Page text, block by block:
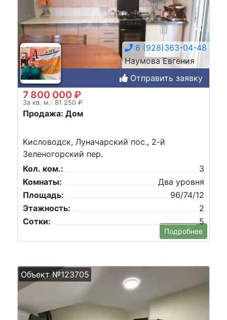
8 (928)363-04-48
Наумова Евгения
Отправить заявку
7 800 000 ₽
За кв. м.: 81 250 ₽
Продажа: Дом
Кисловодск, Луначарский пос., 2-й
Зеленогорский пер.
Кол. ком.:
3
Комнаты:
Два уровня
Площадь:
96/74/12
Этажность:
2
Сотки:
5
Подробнее
Объект №123705